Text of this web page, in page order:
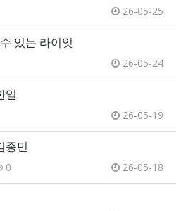
26-05-25
있는 라이엇
26-05-24
일
26-05-19
종민
0 26-05-18